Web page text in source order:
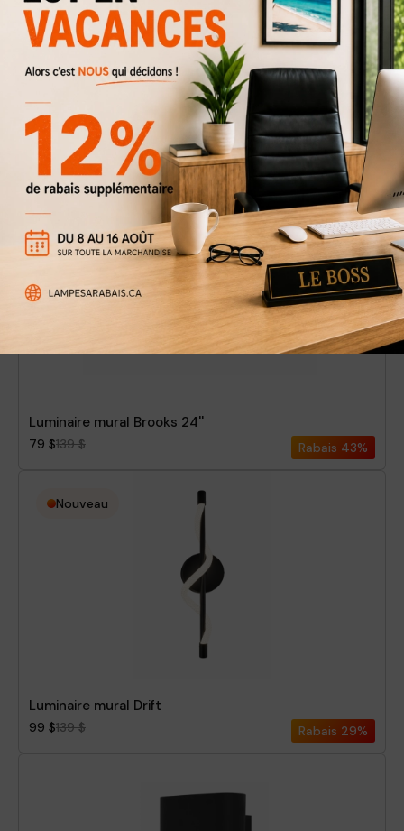
Luminaire mural Brooks 12''
89 $ Rabais 45%
Luminaire mural Brooks 24''
79 $139 $ Rabais 43%
Nouveau
Luminaire mural Drift
99 $139 $ Rabais 29%